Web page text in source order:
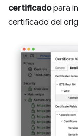
certificadopara
certificado del